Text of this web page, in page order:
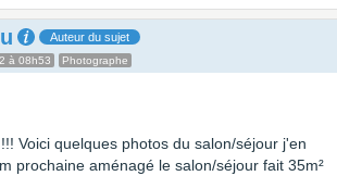
Auteur du sujet
à 08h53 Photographe
Voici quelques photos du salon/séjour j'en
prochaine aménagé le salon/séjour fait 35m²